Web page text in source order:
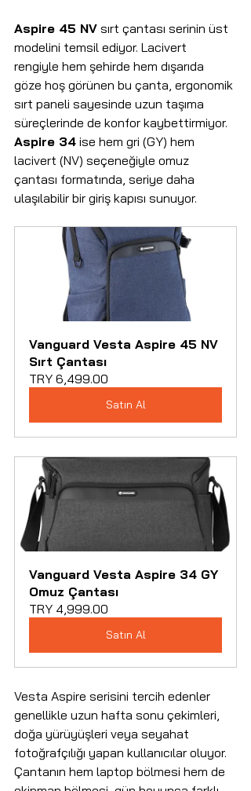
Aspire 45 NV sırt çantası serinin üst
modelini temsil ediyor. Lacivert
rengiyle hem şehirde hem dışarıda
göze hoş görünen bu çanta, ergonomik
sırt paneli sayesinde uzun taşıma
süreçlerinde de konfor kaybettirmiyor.
Aspire 34 ise hem gri (GY) hem
lacivert (NV) seçeneğiyle omuz
çantası formatında, seriye daha
ulaşılabilir bir giriş kapısı sunuyor.
Vanguard Vesta Aspire 45 NV
Sırt Çantası
TRY 6,499.00
Satın Al
Vanguard Vesta Aspire 34 GY
Omuz Çantası
TRY 4,999.00
Satın Al
Vesta Aspire serisini tercih edenler
genellikle uzun hafta sonu çekimleri,
doğa yürüyüşleri veya seyahat
fotoğrafçılığı yapan kullanıcılar oluyor.
Çantanın hem laptop bölmesi hem de